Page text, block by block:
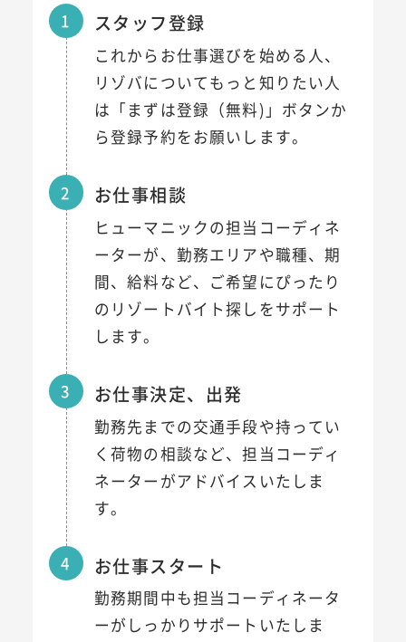
1 スタッフ登録
これからお仕事選びを始める人、
リゾバについてもっと知りたい人
は「まずは登録（無料)」ボタンか
ら登録予約をお願いします。
2 お仕事相談
ヒューマニックの担当コーディネ
ーターが、勤務エリアや職種、期
間、給料など、ご希望にぴったり
のリゾートバイト探しをサポート
します。
3 お仕事決定、出発
勤務先までの交通手段や持ってい
く荷物の相談など、担当コーディ
ネーターがアドバイスいたしま
す。
4 お仕事スタート
勤務期間中も担当コーディネータ
ーがしっかりサポートいたしま